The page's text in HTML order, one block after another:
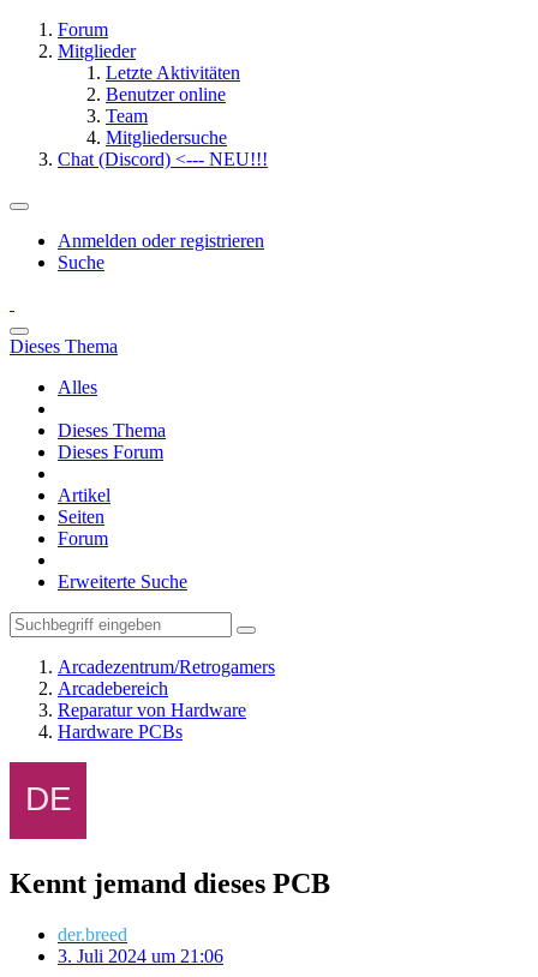
Forum
Mitglieder
Letzte Aktivitäten
Benutzer online
Team
Mitgliedersuche
Chat (Discord) <--- NEU!!!
Anmelden oder registrieren
Suche
Dieses Thema
Alles
Dieses Thema
Dieses Forum
Artikel
Seiten
Forum
Erweiterte Suche
Arcadezentrum/Retrogamers
Arcadebereich
Reparatur von Hardware
Hardware PCBs
Kennt jemand dieses PCB
der.breed
3. Juli 2024 um 21:06